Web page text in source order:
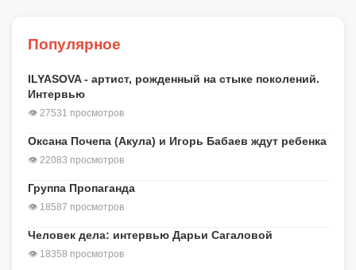
Популярное
ILYASOVA - артист, рожденный на стыке поколений.
Интервью
👁 27531 просмотров
Оксана Почепа (Акула) и Игорь Бабаев ждут ребенка
👁 22083 просмотров
Группа Пропаганда
👁 18587 просмотров
Человек дела: интервью Дарьи Сагаловой
👁 18358 просмотров